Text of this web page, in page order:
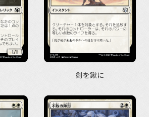
剣を鍬に